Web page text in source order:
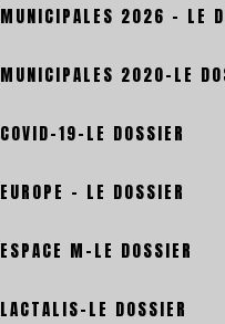
MUNICIPALES 2026 – LE
MUNICIPALES 2020-LE
COVID-19-LE DOSSIER
EUROPE – LE DOSSIER
ESPACE M-LE DOSSIER
LACTALIS-LE DOSSIER